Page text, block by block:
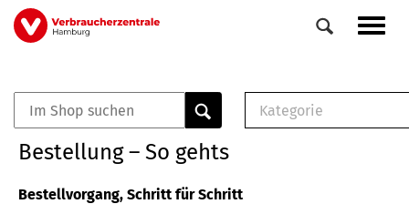
Direkt
zum
Veranstaltungen
0
Elemente
Kategorie
Bestellung – So gehts
Bestellvorgang, Schritt für Schritt